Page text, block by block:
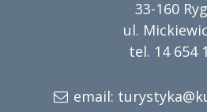
33-160
ul.
tel. 14 654
email: